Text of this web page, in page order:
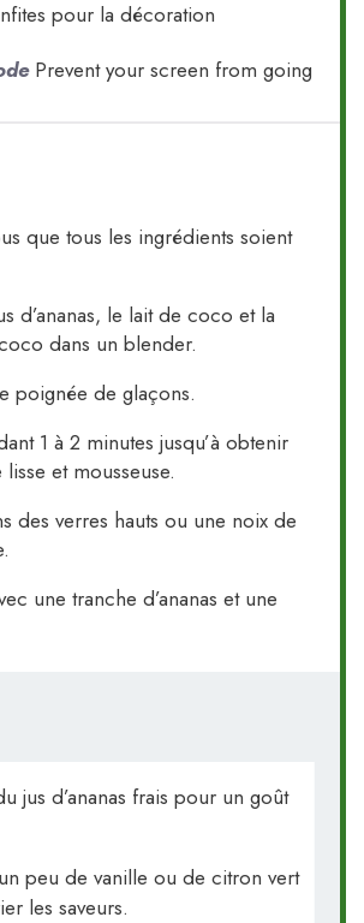
pour la décoration
Prevent your screen from going
que tous les ingrédients soient
d’ananas, le lait de coco et la
dans un blender.
poignée de glaçons.
1 à 2 minutes jusqu’à obtenir
lisse et mousseuse.
des verres hauts ou une noix de
une tranche d’ananas et une
jus d’ananas frais pour un goût
peu de vanille ou de citron vert
les saveurs.